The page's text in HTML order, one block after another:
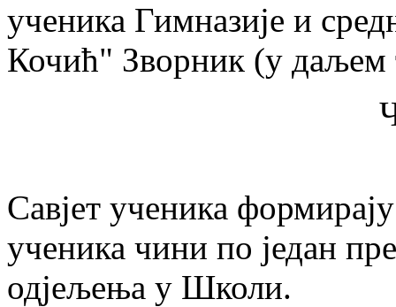
ученика Гимназије и
Кочић" Зворник (у
Савјет ученика
ученика чини по један
одјељења у Школи.